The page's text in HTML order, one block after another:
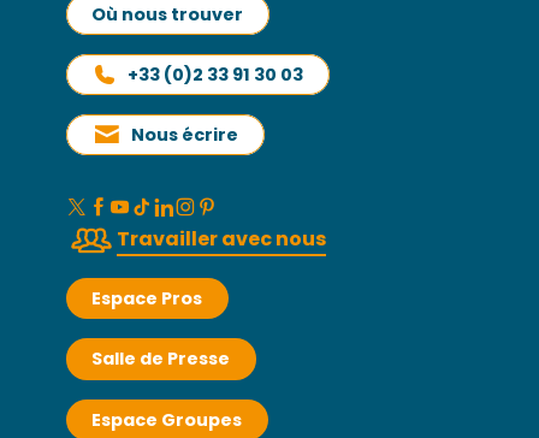
Où nous trouver
+33 (0)2 33 91 30 03
Nous écrire
Travailler avec nous
Espace Pros
Salle de Presse
Espace Groupes